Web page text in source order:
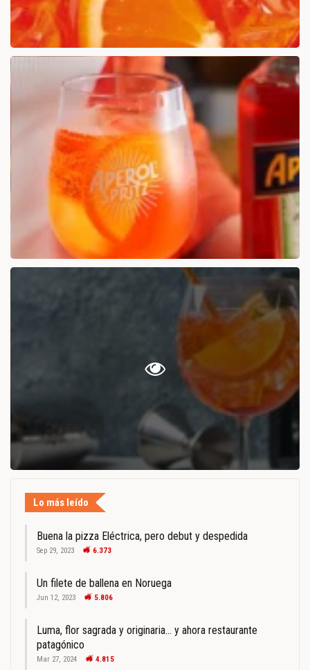
Lo más leído
Buena la pizza Eléctrica, pero debut y despedida
Sep 29, 2023 6.373
Un filete de ballena en Noruega
Jun 12, 2023 5.806
Luma, flor sagrada y originaria… y ahora restaurante
patagónico
Mar 27, 2024 4.815